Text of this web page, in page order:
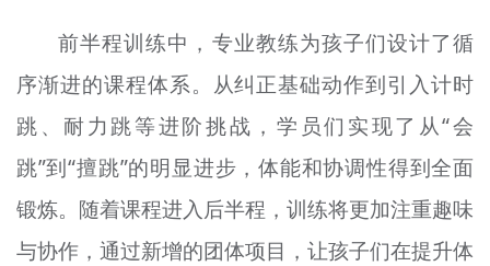
前半程训练中，专业教练为孩子们设计了循
序渐进的课程体系。从纠正基础动作到引入计时
跳、耐力跳等进阶挑战，学员们实现了从“会
跳”到“擅跳”的明显进步，体能和协调性得到全面
锻炼。随着课程进入后半程，训练将更加注重趣味
与协作，通过新增的团体项目，让孩子们在提升体